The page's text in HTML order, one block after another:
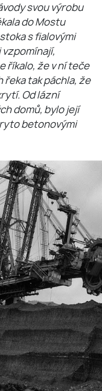
svou výrobu
do Mostu
s fialovými
říkalo, že v ní teče
řeka tak páchla, že
Od lázní
domů, bylo její
betonovými